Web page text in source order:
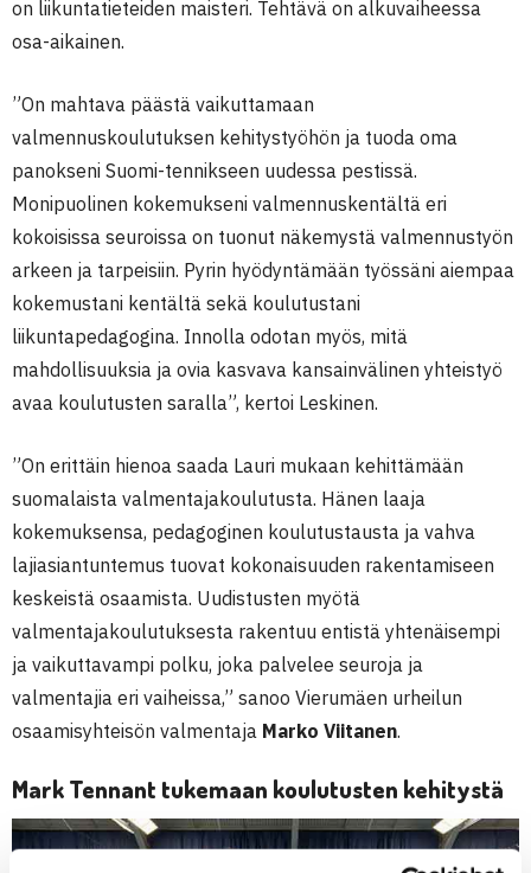
on liikuntatieteiden maisteri. Tehtävä on alkuvaiheessa
osa-aikainen.
”On mahtava päästä vaikuttamaan
valmennuskoulutuksen kehitystyöhön ja tuoda oma
panokseni Suomi-tennikseen uudessa pestissä.
Monipuolinen kokemukseni valmennuskentältä eri
kokoisissa seuroissa on tuonut näkemystä valmennustyön
arkeen ja tarpeisiin. Pyrin hyödyntämään työssäni aiempaa
kokemustani kentältä sekä koulutustani
liikuntapedagogina. Innolla odotan myös, mitä
mahdollisuuksia ja ovia kasvava kansainvälinen yhteistyö
avaa koulutusten saralla”, kertoi Leskinen.
”On erittäin hienoa saada Lauri mukaan kehittämään
suomalaista valmentajakoulutusta. Hänen laaja
kokemuksensa, pedagoginen koulutustausta ja vahva
lajiasiantuntemus tuovat kokonaisuuden rakentamiseen
keskeistä osaamista. Uudistusten myötä
valmentajakoulutuksesta rakentuu entistä yhtenäisempi
ja vaikuttavampi polku, joka palvelee seuroja ja
valmentajia eri vaiheissa,” sanoo Vierumäen urheilun
osaamisyhteisön valmentaja Marko Viitanen.
Mark Tennant tukemaan koulutusten kehitystä